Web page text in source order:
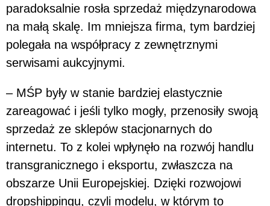
paradoksalnie rosła sprzedaż międzynarodowa
na małą skalę. Im mniejsza firma, tym bardziej
polegała na współpracy z zewnętrznymi
serwisami aukcyjnymi.
– MŚP były w stanie bardziej elastycznie
zareagować i jeśli tylko mogły, przenosiły swoją
sprzedaż ze sklepów stacjonarnych do
internetu. To z kolei wpłynęło na rozwój handlu
transgranicznego i eksportu, zwłaszcza na
obszarze Unii Europejskiej. Dzięki rozwojowi
dropshippingu, czyli modelu, w którym to